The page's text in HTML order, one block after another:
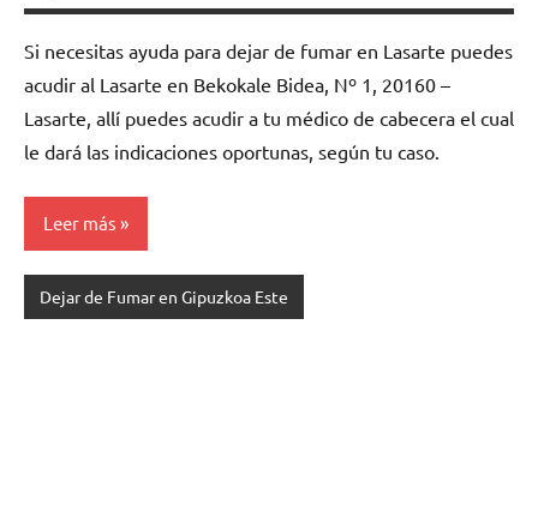
Si necesitas ayuda para dejar de fumar en Lasarte puedes
acudir al Lasarte en Bekokale Bidea, Nº 1, 20160 –
Lasarte, allí puedes acudir a tu médico de cabecera el cual
le dará las indicaciones oportunas, según tu caso.
Leer más
Dejar de Fumar en Gipuzkoa Este